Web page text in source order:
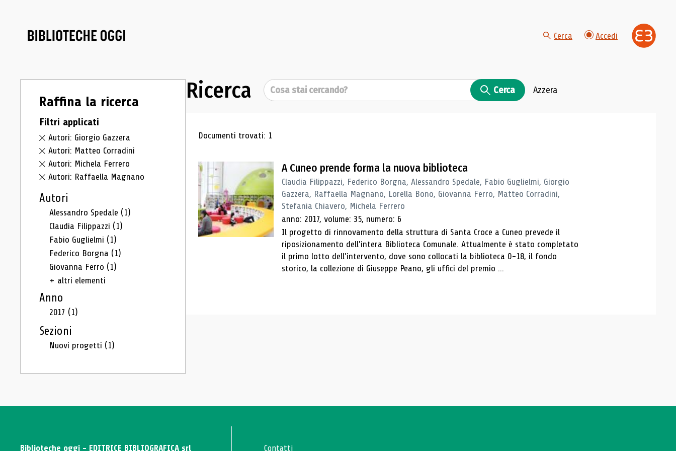
Cerca Accedi
Raffina la ricerca
Filtri applicati
Autori: Giorgio Gazzera
Autori: Matteo Corradini
Autori: Michela Ferrero
Autori: Raffaella Magnano
Autori
Alessandro Spedale (1)
Claudia Filippazzi (1)
Fabio Guglielmi (1)
Federico Borgna (1)
Giovanna Ferro (1)
+ altri elementi
Anno
2017 (1)
Sezioni
Nuovi progetti (1)
Ricerca Cerca Cerca Azzera
Risultati di ricerca
Documenti trovati: 1
A Cuneo prende forma la nuova biblioteca
Claudia Filippazzi, Federico Borgna, Alessandro Spedale, Fabio Guglielmi, Giorgio
Gazzera, Raffaella Magnano, Lorella Bono, Giovanna Ferro, Matteo Corradini,
Stefania Chiavero, Michela Ferrero
anno: 2017, volume: 35, numero: 6
Il progetto di rinnovamento della struttura di Santa Croce a Cuneo prevede il
riposizionamento dell'intera Biblioteca Comunale. Attualmente è stato completato
il primo lotto dell'intervento, dove sono collocati la biblioteca 0-18, il fondo
storico, la collezione di Giuseppe Peano, gli uffici del premio ...
Biblioteche oggi - EDITRICE BIBLIOGRAFICA srl Contatti